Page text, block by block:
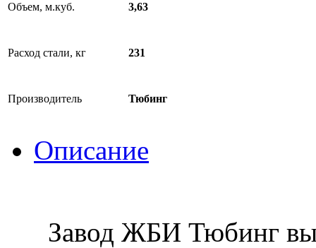
Объем, м.куб. 3,63
Расход стали, кг 231
Производитель Тюбинг
Описание
Завод ЖБИ Тюбинг